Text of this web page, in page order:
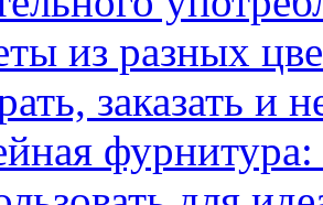
из разных
заказать и
фурнитура: